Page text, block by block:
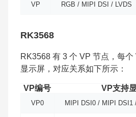
VP RGB / MIPI DSI / LVDS
RK3568
RK3568 有 3 个 VP 节点，每
显示屏，对应关系如下所示：
VP编号 VP支持
VP0 MIPI DSI0 / MIPI DSI1